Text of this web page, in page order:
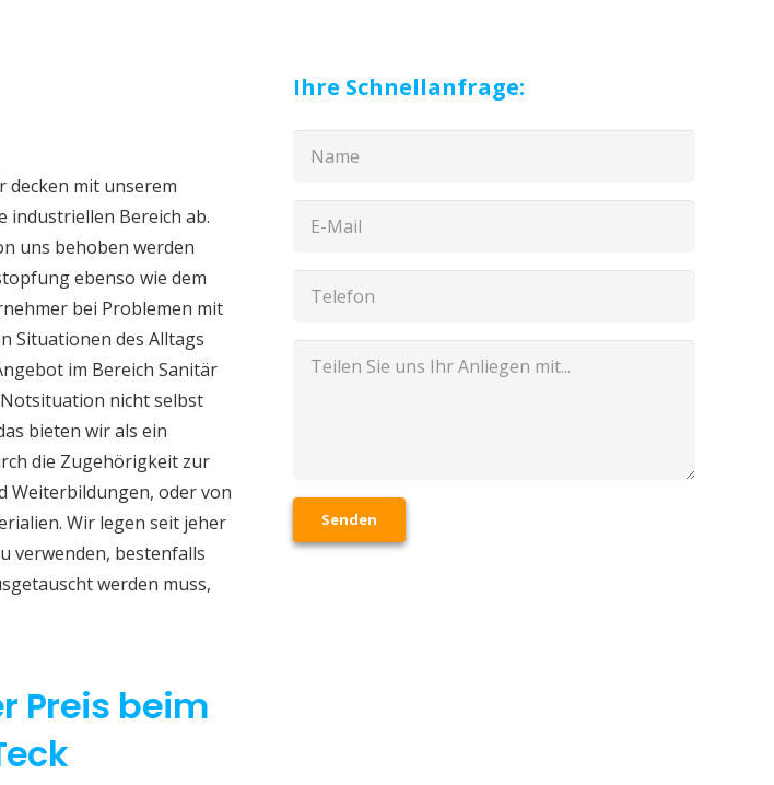
decken mit unserem
industriellen Bereich ab.
uns behoben werden
ebenso wie dem
bei Problemen mit
Situationen des Alltags
im Bereich Sanitär
nicht selbst
bieten wir als ein
die Zugehörigkeit zur
Weiterbildungen, oder von
Wir legen seit jeher
verwenden, bestenfalls
werden muss,
Preis beim
Ihre Schnellanfrage:
Senden